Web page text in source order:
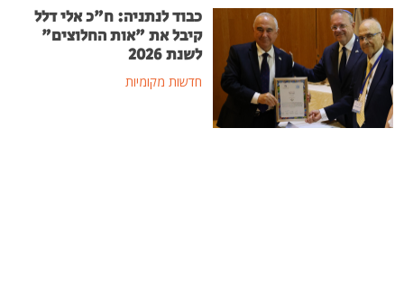
כבוד לנתניה: ח"כ אלי דלל
קיבל את "אות החלוצים"
לשנת 2026
חדשות מקומיות